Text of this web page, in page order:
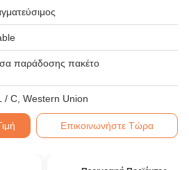
παράδοσης πακέτο
/ C, Western Union
Επικοινωνήστε Τώρα